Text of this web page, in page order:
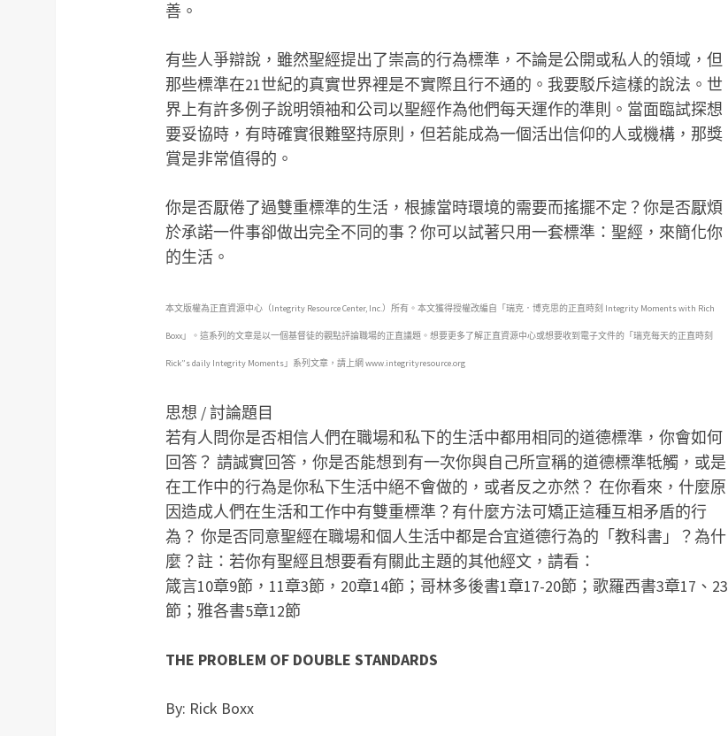
善。
有些人爭辯說，雖然聖經提出了崇高的行為標準，不論是公開或私人的領域，但
那些標準在21世紀的真實世界裡是不實際且行不通的。我要駁斥這樣的說法。世
界上有許多例子說明領袖和公司以聖經作為他們每天運作的準則。當面臨試探想
要妥協時，有時確實很難堅持原則，但若能成為一個活出信仰的人或機構，那獎
賞是非常值得的。
你是否厭倦了過雙重標準的生活，根據當時環境的需要而搖擺不定？你是否厭煩
於承諾一件事卻做出完全不同的事？你可以試著只用一套標準：聖經，來簡化你
的生活。
本文版權為正直資源中心（Integrity Resource Center, Inc.）所有。本文獲得授權改編自 「瑞克．博克思的正直時刻 Integrity Moments with Rich
Boxx」。這系列的文章是以一個基督徒的觀點評論職場的正直議題。想要更多了解正直資源中心或想要收到電子文件的「瑞克每天的正直時刻
Rick”s daily Integrity Moments」系列文章，請上網 www.integrityresource.org
思想 / 討論題目
若有人問你是否相信人們在職場和私下的生活中都用相同的道德標準，你會如何
回答？ 請誠實回答，你是否能想到有一次你與自己所宣稱的道德標準牴觸，或是
在工作中的行為是你私下生活中絕不會做的，或者反之亦然？ 在你看來，什麼原
因造成人們在生活和工作中有雙重標準？有什麼方法可矯正這種互相矛盾的行
為？ 你是否同意聖經在職場和個人生活中都是合宜道德行為的「教科書」？為什
麼？註：若你有聖經且想要看有關此主題的其他經文，請看：
箴言10章9節，11章3節，20章14節；哥林多後書1章17-20節；歌羅西書3章17、23
節；雅各書5章12節
THE PROBLEM OF DOUBLE STANDARDS
By: Rick Boxx